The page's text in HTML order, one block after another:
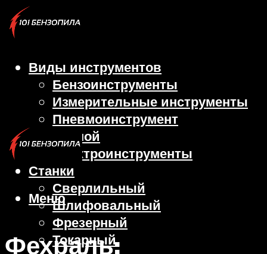
Виды инструментов
Бензоинструменты
Измерительные инструменты
Пневмоинструмент
Ручной
Электроинструменты
Станки
Сверлильный
Шлифовальный
Фрезерный
Токарный
Меню
Фехраль: